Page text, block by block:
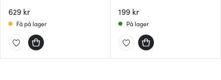
bruk av tjenestene deres.
629 kr
Få på lager
199 kr
På lager